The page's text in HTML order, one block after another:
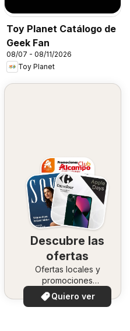
Toy Planet Catálogo de
Geek Fan
08/07 - 08/11/2026
Toy Planet
Descubre las
ofertas
Ofertas locales y
promociones
especiales.
Quiero ver